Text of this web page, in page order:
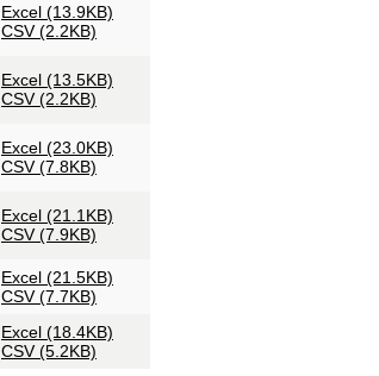
Excel (13.9KB)
CSV (2.2KB)
Excel (13.5KB)
CSV (2.2KB)
Excel (23.0KB)
CSV (7.8KB)
Excel (21.1KB)
CSV (7.9KB)
Excel (21.5KB)
CSV (7.7KB)
Excel (18.4KB)
CSV (5.2KB)